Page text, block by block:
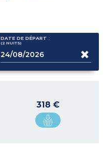
DATE DE DÉPART :
(2 NUITS)
318 €